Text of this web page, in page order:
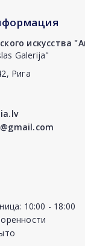
искусства
Galerija"
Рига
10:00 - 18:00